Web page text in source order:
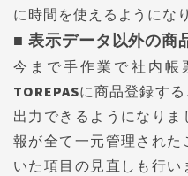
に時間を使えるようにな
■ 表示データ以外の商
今まで手作業で社内帳
TOREPASに商品登録す
出力できるようになり
報が全て一元管理された
いた項目の見直しも行